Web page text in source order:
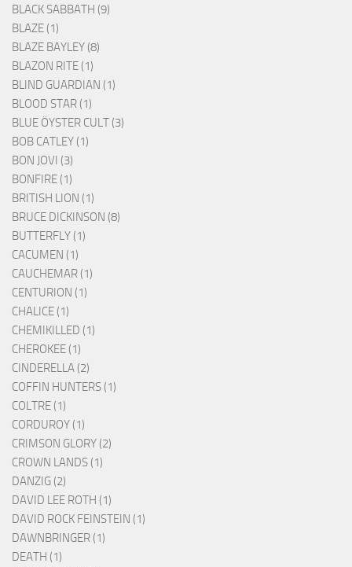
BLACK SABBATH (9)
BLAZE (1)
BLAZE BAYLEY (8)
BLAZON RITE (1)
BLIND GUARDIAN (1)
BLOOD STAR (1)
BLUE ÖYSTER CULT (3)
BOB CATLEY (1)
BON JOVI (3)
BONFIRE (1)
BRITISH LION (1)
BRUCE DICKINSON (8)
BUTTERFLY (1)
CACUMEN (1)
CAUCHEMAR (1)
CENTURION (1)
CHALICE (1)
CHEMIKILLED (1)
CHEROKEE (1)
CINDERELLA (2)
COFFIN HUNTERS (1)
COLTRE (1)
CORDUROY (1)
CRIMSON GLORY (2)
CROWN LANDS (1)
DANZIG (2)
DAVID LEE ROTH (1)
DAVID ROCK FEINSTEIN (1)
DAWNBRINGER (1)
DEATH (1)